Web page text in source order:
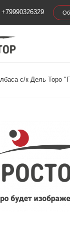
+79990326329
с/к Дель Торо